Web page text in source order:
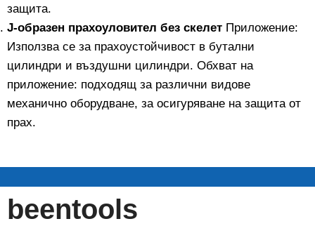
защита.
J-образен прахоуловител без скелет Приложение:
Използва се за прахоустойчивост в бутални
цилиндри и въздушни цилиндри. Обхват на
приложение: подходящ за различни видове
механично оборудване, за осигуряване на защита от
прах.
beentools